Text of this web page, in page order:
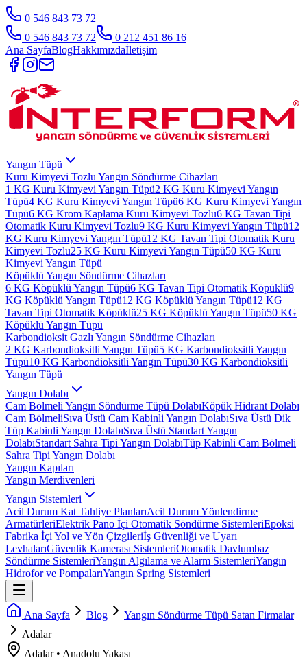
0 546 843 73 72
0 546 843 73 72
0 212 451 86 16
Ana SayfaBlogHakkımızdaİletişim
Yangın Tüpü
Kuru Kimyevi Tozlu Yangın Söndürme Cihazları
1 KG Kuru Kimyevi Yangın Tüpü2 KG Kuru Kimyevi Yangın
Tüpü4 KG Kuru Kimyevi Yangın Tüpü6 KG Kuru Kimyevi Yangın
Tüpü6 KG Krom Kaplama Kuru Kimyevi Tozlu6 KG Tavan Tipi
Otomatik Kuru Kimyevi Tozlu9 KG Kuru Kimyevi Yangın Tüpü12
KG Kuru Kimyevi Yangın Tüpü12 KG Tavan Tipi Otomatik Kuru
Kimyevi Tozlu25 KG Kuru Kimyevi Yangın Tüpü50 KG Kuru
Kimyevi Yangın Tüpü
Köpüklü Yangın Söndürme Cihazları
6 KG Köpüklü Yangın Tüpü6 KG Tavan Tipi Otomatik Köpüklü9
KG Köpüklü Yangın Tüpü12 KG Köpüklü Yangın Tüpü12 KG
Tavan Tipi Otomatik Köpüklü25 KG Köpüklü Yangın Tüpü50 KG
Köpüklü Yangın Tüpü
Karbondioksit Gazlı Yangın Söndürme Cihazları
2 KG Karbondioksitli Yangın Tüpü5 KG Karbondioksitli Yangın
Tüpü10 KG Karbondioksitli Yangın Tüpü30 KG Karbondioksitli
Yangın Tüpü
Yangın Dolabı
Cam Bölmeli Yangın Söndürme Tüpü DolabıKöpük Hidrant Dolabı
Cam BölmeliSıva Üstü Cam Kabinli Yangın DolabıSıva Üstü Dik
Tüp Kabinli Yangın DolabıSıva Üstü Standart Yangın
DolabıStandart Sahra Tipi Yangın DolabıTüp Kabinli Cam Bölmeli
Sahra Tipi Yangın Dolabı
Yangın Kapıları
Yangın Merdivenleri
Yangın Sistemleri
Acil Durum Kat Tahliye PlanlarıAcil Durum Yönlendirme
ArmatürleriElektrik Pano İçi Otomatik Söndürme SistemleriEpoksi
Fabrika İçi Yol ve Yön Çizgileriİş Güvenliği ve Uyarı
LevhalarıGüvenlik Kamerası SistemleriOtomatik Davlumbaz
Söndürme SistemleriYangın Algılama ve Alarm SistemleriYangın
Hidrofor ve PompalarıYangın Spring Sistemleri
Ana Sayfa Blog
Yangın Söndürme Tüpü Satan Firmalar
Adalar
Adalar• Anadolu Yakası